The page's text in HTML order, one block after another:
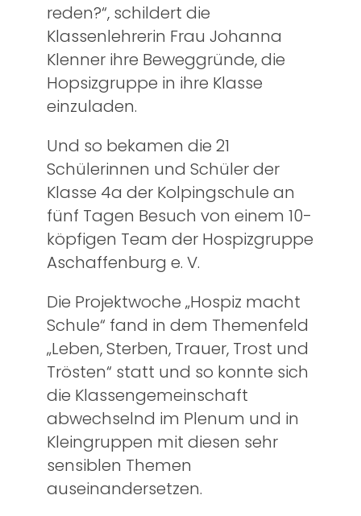
reden?“, schildert die
Klassenlehrerin Frau Johanna
Klenner ihre Beweggründe, die
Hopsizgruppe in ihre Klasse
einzuladen.
Und so bekamen die 21
Schülerinnen und Schüler der
Klasse 4a der Kolpingschule an
fünf Tagen Besuch von einem 10-
köpfigen Team der Hospizgruppe
Aschaffenburg e. V.
Die Projektwoche „Hospiz macht
Schule“ fand in dem Themenfeld
„Leben, Sterben, Trauer, Trost und
Trösten“ statt und so konnte sich
die Klassengemeinschaft
abwechselnd im Plenum und in
Kleingruppen mit diesen sehr
sensiblen Themen
auseinandersetzen.